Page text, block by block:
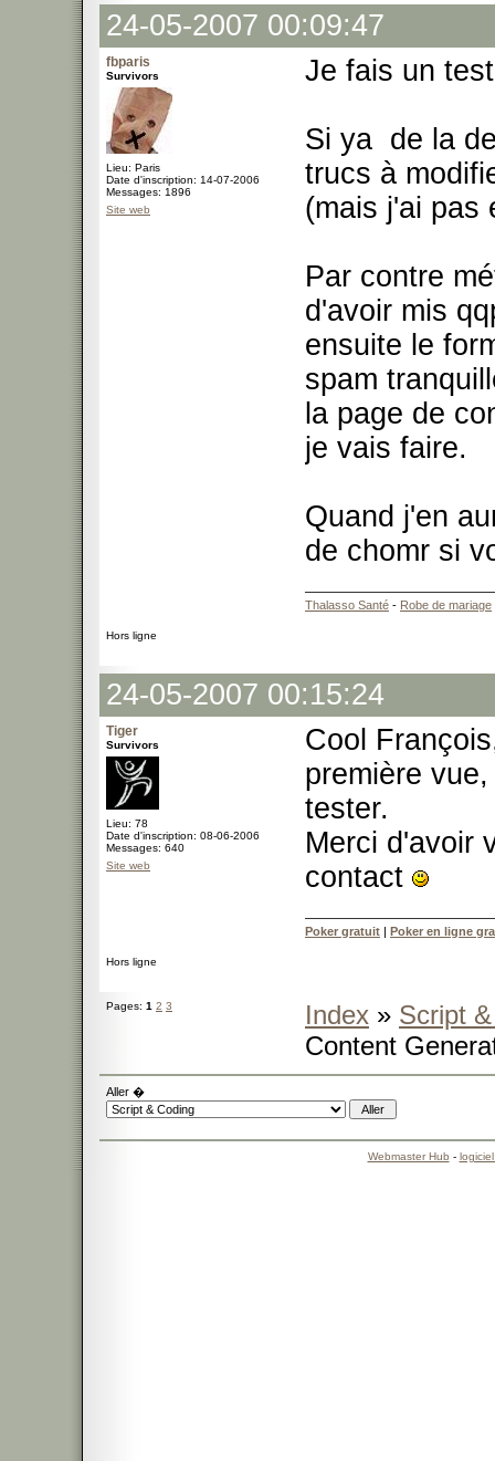
24-05-2007 00:09:47
fbparis
Survivors
Lieu: Paris
Date d'inscription: 14-07-2006
Messages: 1896
Site web
Je fais un
Si ya de la
trucs à
(mais j'ai pas
Par contre
d'avoir mis
ensuite le
spam
la page de
je vais faire.
Quand j'en
de chomr si
Thalasso Santé - Robe de mariage
Hors ligne
24-05-2007 00:15:24
Tiger
Survivors
Lieu: 78
Date d'inscription: 08-06-2006
Messages: 640
Site web
Cool
première
tester.
Merci d'avoir
contact
Poker gratuit | Poker en ligne
Hors ligne
Pages: 1 2 3 Index » Script
Content
Aller �
Webmaster Hub -